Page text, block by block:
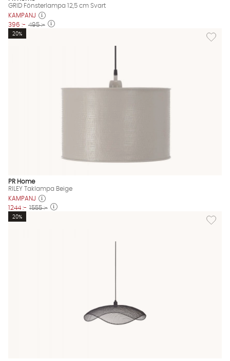
GRID Fönsterlampa 12,5 cm Svart
KAMPANJ
396 :- 495 :-
Lägg
20%
PR Home
RILEY Taklampa Beige
KAMPANJ
1244 :- 1555 :-
Lägg
20%